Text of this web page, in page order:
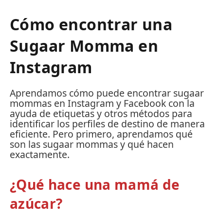
Cómo encontrar una
Sugaar Momma en
Instagram
Aprendamos cómo puede encontrar sugaar
mommas en Instagram y Facebook con la
ayuda de etiquetas y otros métodos para
identificar los perfiles de destino de manera
eficiente. Pero primero, aprendamos qué
son las sugaar mommas y qué hacen
exactamente.
¿Qué hace una mamá de
azúcar?